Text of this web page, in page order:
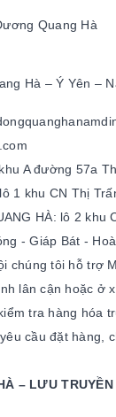
Quang Hà
Hà – Ý Yên –
A đường 57a
1 khu CN Thị
HÀ: lô 2 khu
- Giáp Bát -
tôi hỗ trợ
lân cận hoặc ở
tra hàng hóa
cầu đặt hàng,
– LƯU TRUYỀN